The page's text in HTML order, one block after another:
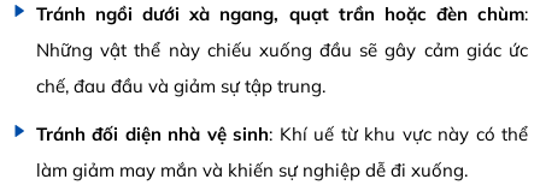
Tránh ngồi dưới xà ngang, quạt trần hoặc đèn chùm:
Những vật thể này chiếu xuống đầu sẽ gây cảm giác ức
chế, đau đầu và giảm sự tập trung.
Tránh đối diện nhà vệ sinh: Khí uế từ khu vực này có thể
làm giảm may mắn và khiến sự nghiệp dễ đi xuống.